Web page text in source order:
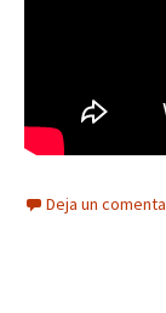
Deja un